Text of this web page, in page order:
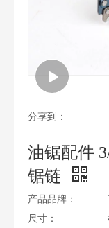
分享到：
油锯配件
锯链
产品品牌：
尺寸：